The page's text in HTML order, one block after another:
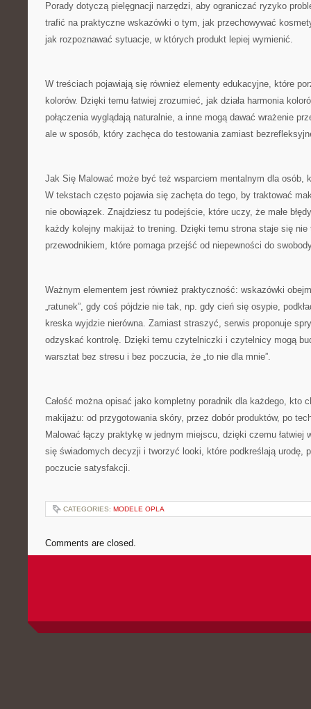
Porady dotyczą pielęgnacji narzędzi, aby ograniczać ryzyko
trafić na praktyczne wskazówki o tym, jak przechowywać
jak rozpoznawać sytuacje, w których produkt lepiej wymienić.
W treściach pojawiają się również elementy edukacyjne, które
kolorów. Dzięki temu łatwiej zrozumieć, jak działa harmonia
połączenia wyglądają naturalnie, a inne mogą dawać wrażenie
ale w sposób, który zachęca do testowania zamiast
Jak Się Malować może być też wsparciem mentalnym dla osób,
W tekstach często pojawia się zachęta do tego, by traktować
nie obowiązek. Znajdziesz tu podejście, które uczy, że małe
każdy kolejny makijaż to trening. Dzięki temu strona staje się
przewodnikiem, które pomaga przejść od niepewności do
Ważnym elementem jest również praktyczność: wskazówki
„ratunek”, gdy coś pójdzie nie tak, np. gdy cień się osypie,
kreska wyjdzie nierówna. Zamiast straszyć, serwis proponuje
odzyskać kontrolę. Dzięki temu czytelniczki i czytelnicy mogą
warsztat bez stresu i bez poczucia, że „to nie dla mnie”.
Całość można opisać jako kompletny poradnik dla każdego, kto
makijażu: od przygotowania skóry, przez dobór produktów, po
Malować łączy praktykę w jednym miejscu, dzięki czemu łatwiej
się świadomych decyzji i tworzyć looki, które podkreślają urodę,
poczucie satysfakcji.
CATEGORIES: MODELE OPLA
Comments are closed.